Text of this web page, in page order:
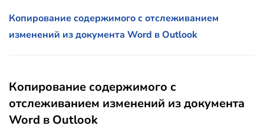
Копирование содержимого с отслеживанием
изменений из документа Word в Outlook
Копирование содержимого с
отслеживанием изменений из документа
Word в Outlook